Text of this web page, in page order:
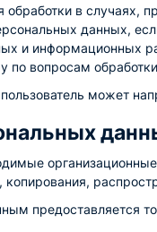
обработки в случаях,
данных,
и информационных
по вопросам
может
копирования,
предоставляется